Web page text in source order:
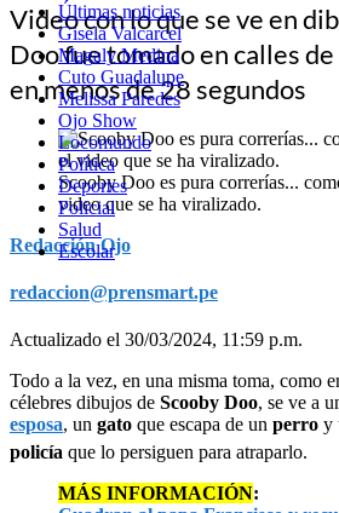
Últimas noticias
Gisela Valcarcel
Magaly Medina
Cuto Guadalupe
Melissa Paredes
Ojo Show
Locomundo
Política
Deportes
Policial
Salud
Escolar
Video con lo que se ve en
Doo fue tomado en calles
en menos de 28 segundos
Scooby Doo es pura correrías...
video que se ha viralizado.
Redacción Ojo
redaccion@prensmart.pe
Actualizado el 30/03/2024, 11:59 p.m.
Todo a la vez, en una misma toma, como
célebres dibujos de Scooby Doo, se ve a
esposa, un gato que escapa de un perro y
policía que lo persiguen para atraparlo.
MÁS INFORMACIÓN: